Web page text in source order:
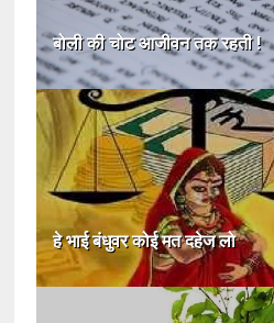
बोली की चोट आजीवन तक रहती !
हे भाई बंधुवर कोई मत दहेज लो